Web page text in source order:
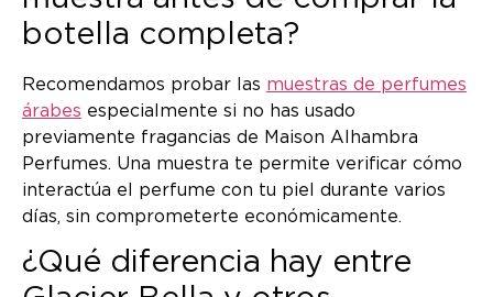
botella completa?
Recomendamos probar las muestras de perfumes
árabes especialmente si no has usado
previamente fragancias de Maison Alhambra
Perfumes. Una muestra te permite verificar cómo
interactúa el perfume con tu piel durante varios
días, sin comprometerte económicamente.
¿Qué diferencia hay entre